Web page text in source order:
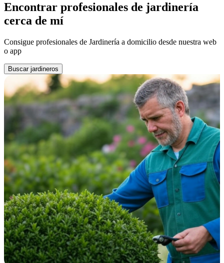
Encontrar profesionales de jardinería
cerca de mí
Consigue profesionales de Jardinería a domicilio desde nuestra web
o app
Buscar jardineros